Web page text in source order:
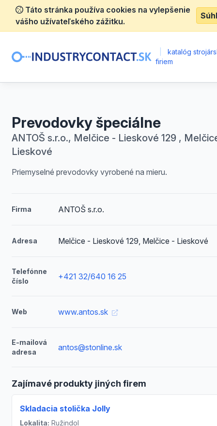
Táto stránka používa cookies na vylepšenie
vášho užívateľského zážitku.
katalóg
firiem
Prevodovky špeciálne
ANTOŠ s.r.o., Melčice - Lieskové 129 ,
Lieskové
Priemyselné prevodovky vyrobené na mieru.
Firma ANTOŠ s.r.o.
Adresa Melčice - Lieskové 129, Melčice - Lieskové
Telefónne
číslo
+421 32/640 16 25
Web www.antos.sk
E-mailová
adresa
antos@stonline.sk
Zajímavé produkty jiných firem
Skladacia stolička Jolly
Lokalita: Ružindol